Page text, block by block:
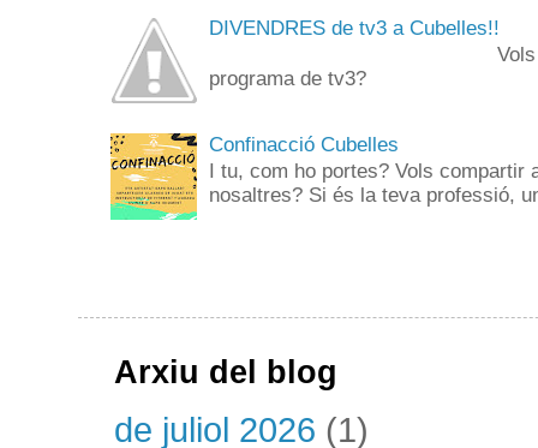
DIVENDRES de tv3 a Cubelles!!
Vols anar de
programa de tv3?
Confinacció Cubelles
I tu, com ho portes? Vols compartir
nosaltres? Si és la teva professió,
Arxiu del blog
de juliol 2026 (1)